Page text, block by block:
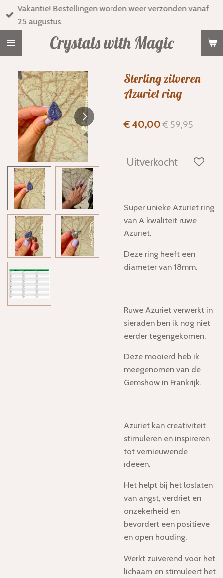
Ga
direct
Crystals with Magic
Vakantie! Bestellingen worden weer verzonden vanaf
25 augustus.
Sterling zilveren
Azuriet ring
€ 40,00 € 59,95
Uitverkocht
Super unieke Azuriet ring
van A kwaliteit ruwe
Azuriet.
Deze ring heeft een
diameter van 18mm.
Ruwe Azuriet verwerkt in
sieraden ben ik nog niet
eerder tegengekomen.
Deze mooierd heb ik
meegenomen van de
Gemshow in Frankrijk.
Azuriet kan creativiteit
stimuleren en inspireren
tot vernieuwende
ideeën.
Het helpt bij het loslaten
van angst, verdriet en
onzekerheid en
bevordert een positieve
en open houding.
Werkt zuiverend voor het
lichaam en stimuleert het